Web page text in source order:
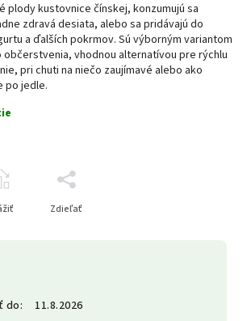
do:
11.8.2026
plody kustovnice čínskej, konzumujú sa
zdravá desiata, alebo sa pridávajú do
a ďalších pokrmov. Sú výborným variantom
vhodnou alternatívou pre rýchlu
pri chuti na niečo zaujímavé alebo ako
po jedle.
Zdieľať